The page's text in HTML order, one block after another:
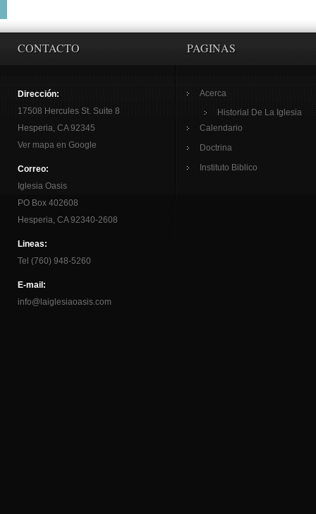
CONTACTO
Dirección:
17508 Hercules St. Suite 8
Hesperia, CA 92345
Ver mapa en Google
Correo:
Iglesia Oasis
PO Box 402608
Hesperia, CA 92340-2608
Lineas:
Tel (760) 948-5260
E-mail:
info@laiglesiaoasis.com
PAGINAS
Acerca
Historial De La Iglesia
Calendario
Doctrina
Instituto Biblico